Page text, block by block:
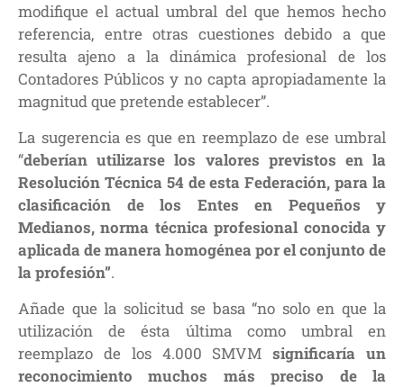
modifique el actual umbral del que hemos hecho
referencia, entre otras cuestiones debido a que
resulta ajeno a la dinámica profesional de los
Contadores Públicos y no capta apropiadamente la
magnitud que pretende establecer”.
La sugerencia es que en reemplazo de ese umbral
“deberían utilizarse los valores previstos en la
Resolución Técnica 54 de esta Federación, para la
clasificación de los Entes en Pequeños y
Medianos, norma técnicaprofesional conocida y
aplicada de manera homogénea por el conjunto de
la profesión”.
Añade que la solicitud se basa “no solo en que la
utilización de ésta última como umbral en
reemplazo de los 4.000 SMVMsignificaría un
reconocimiento muchos más preciso de la